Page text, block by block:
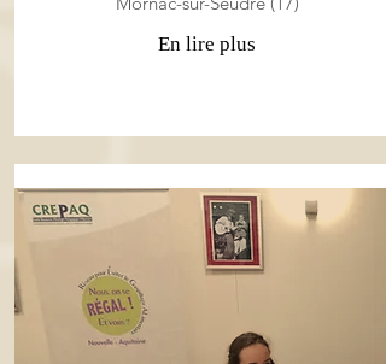
En lire plus